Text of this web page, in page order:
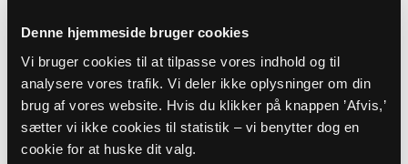
Denne hjemmeside bruger cookies
Vi bruger cookies til at tilpasse vores indhold og til
analysere vores trafik. Vi deler ikke oplysninger om din
brug af vores website. Hvis du klikker på knappen ’Afvis,’
sætter vi ikke cookies til statistik – vi benytter dog en
cookie for at huske dit valg.
Myndighedsoplysninger
Sognekode: 7816
Pastorat: Ørsted-Søllested-Vedtofte Pastorat
Kommune: Assens Kommune (420)